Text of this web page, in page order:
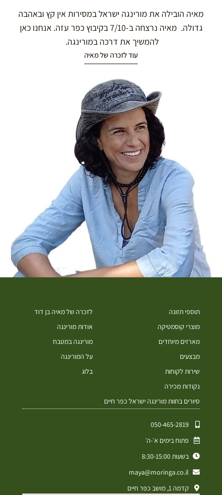
מאיה הובילה את מורינגה ישראל במסירות אין קץ ובאהבה
גדולה. מאיה נרצחה ב-7/10 בקיבוץ כפר עזה. אנחנו כאן
להמשיך את דרכה במורינגה.
עוד לזכרה של מאיה
תוספי תזונה
מוצרי קוסמטיקה
מארזים מיוחדים
מבצעים
שירות לקוחות
נקודות מכירה
סיורים בחוות מורינגה ישראל כפר חיים
לזכרה של מאיה בן דוד
אודות מורינגה
מורינגה במטבח
על המורינגה
בלוג
050-465-2819⁩
פתוח בימים א׳-ה׳
בשעות 8:30-15:00
maya@moringa.co.il
קדמה 1, מושב כפר חיים